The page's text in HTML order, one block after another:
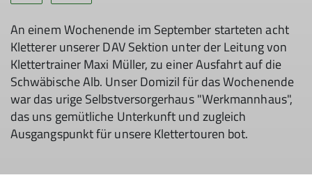
An einem Wochenende im September starteten acht
Kletterer unserer DAV Sektion unter der Leitung von
Klettertrainer Maxi Müller, zu einer Ausfahrt auf die
Schwäbische Alb. Unser Domizil für das Wochenende
war das urige Selbstversorgerhaus "Werkmannhaus",
das uns gemütliche Unterkunft und zugleich
Ausgangspunkt für unsere Klettertouren bot.